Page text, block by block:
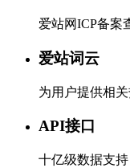
爱站网ICP备案
爱站词云
为用户提供相
API接口
十亿级数据支